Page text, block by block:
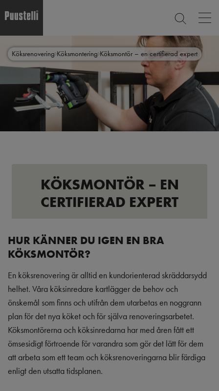
main
content
CLOSE
Main
menu
sv
Köksrenovering Köksmontering Köksmontör – en certifierad expert
KÖKSMONTÖR – EN
CERTIFIERAD EXPERT
HUR KÄNNER DU IGEN EN BRA
KÖKSMONTÖR?
En köksrenovering är alltid en kundorienterad skräddarsydd
helhet. Våra köksinredare kartlägger de behov och
önskemål som finns och utifrån dem utarbetas en noggrann
plan för det nya köket och för själva renoveringsarbetet.
Köksmontörerna och köksinredarna har med åren fått ett
ömsesidigt förtroende för varandra som gör det lätt för dem
att arbeta som ett team och köksrenoveringarna blir färdiga
enligt den utsatta tidsplanen.